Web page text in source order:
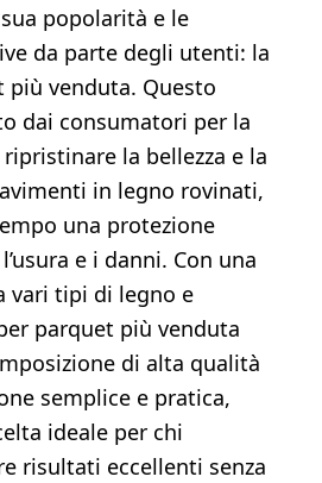
popolarità e le
da parte degli utenti: la
più venduta. Questo
dai consumatori per la
la bellezza e la
in legno rovinati,
una protezione
e i danni. Con una
vari tipi di legno e
parquet più venduta
di alta qualità
semplice e pratica,
ideale per chi
risultati eccellenti senza